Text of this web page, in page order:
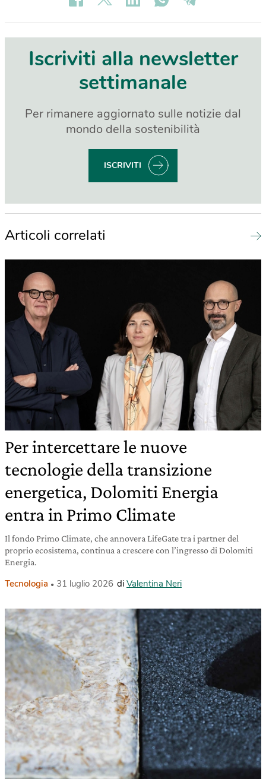
Iscriviti alla newsletter
settimanale
Per rimanere aggiornato sulle notizie dal
mondo della sostenibilità
ISCRIVITI
Articoli correlati
Per intercettare le nuove
tecnologie della transizione
energetica, Dolomiti Energia
entra in Primo Climate
Il fondo Primo Climate, che annovera LifeGate tra i partner del
proprio ecosistema, continua a crescere con l’ingresso di Dolomiti
Energia.
Tecnologia 31 luglio 2026 di Valentina Neri